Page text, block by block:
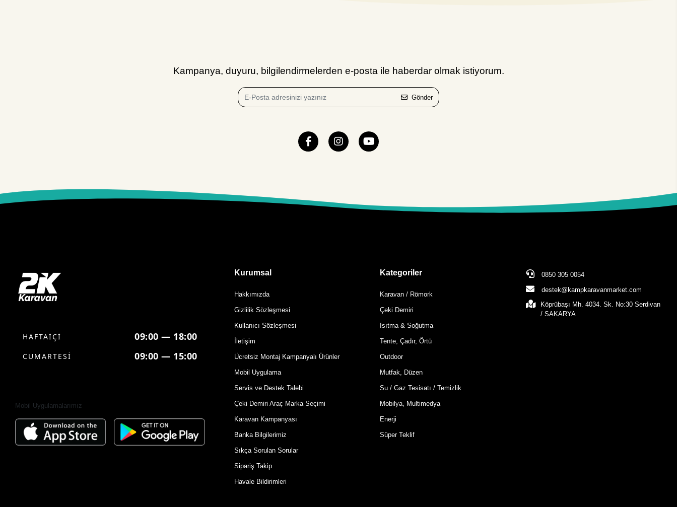
Dometic
Eberspacher
Einstein
Fantom
Fawo
Fiamma
Kampanya, duyuru, bilgilendirmelerden e-posta ile haberdar olmak istiyorum.
Gönder
HAFTAİÇİ 09:00 — 18:00
CUMARTESİ 09:00 — 15:00
Mobil Uygulamalarımız
Kurumsal
Hakkımızda
Gizlilik Sözleşmesi
Kullanıcı Sözleşmesi
İletişim
Ücretsiz Montaj Kampanyalı Ürünler
Mobil Uygulama
Servis ve Destek Talebi
Çeki Demiri Araç Marka Seçimi
Karavan Kampanyası
Banka Bilgilerimiz
Sıkça Sorulan Sorular
Sipariş Takip
Havale Bildirimleri
Kategoriler
Karavan / Römork
Çeki Demiri
Isıtma & Soğutma
Tente, Çadır, Örtü
Outdoor
Mutfak, Düzen
Su / Gaz Tesisatı / Temizlik
Mobilya, Multimedya
Enerji
Süper Teklif
0850 305 0054
destek@kampkaravanmarket.com
Köprübaşı Mh. 4034. Sk. No:30 Serdivan
/ SAKARYA